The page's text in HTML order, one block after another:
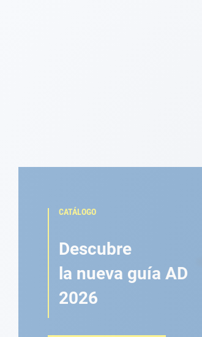
CATÁLOGO
Descubre
la nueva guía AD
2026